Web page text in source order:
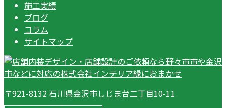
施工実績
ブログ
コラム
サイトマップ
〒921-8132 石川県金沢市しじま台二丁目10-11